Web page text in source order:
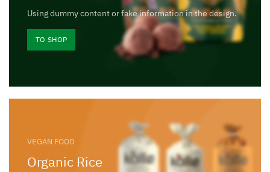
Using dummy content or fake information in the design.
TO SHOP
VEGAN FOOD
Organic Rice